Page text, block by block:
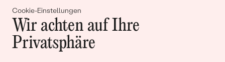
Cookie-Einstellungen
Wir achten auf Ihre
Privatsphäre
Gemeinsam erschaffen wir
Geschichten von Schönheit und
Liebe